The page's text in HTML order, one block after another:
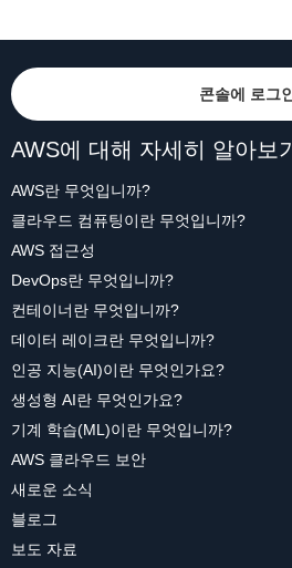
콘솔에 로그인
AWS에 대해 자세히 알아보기
AWS란 무엇입니까?
클라우드 컴퓨팅이란 무엇입니까?
AWS 접근성
DevOps란 무엇입니까?
컨테이너란 무엇입니까?
데이터 레이크란 무엇입니까?
인공 지능(AI)이란 무엇인가요?
생성형 AI란 무엇인가요?
기계 학습(ML)이란 무엇입니까?
AWS 클라우드 보안
새로운 소식
블로그
보도 자료